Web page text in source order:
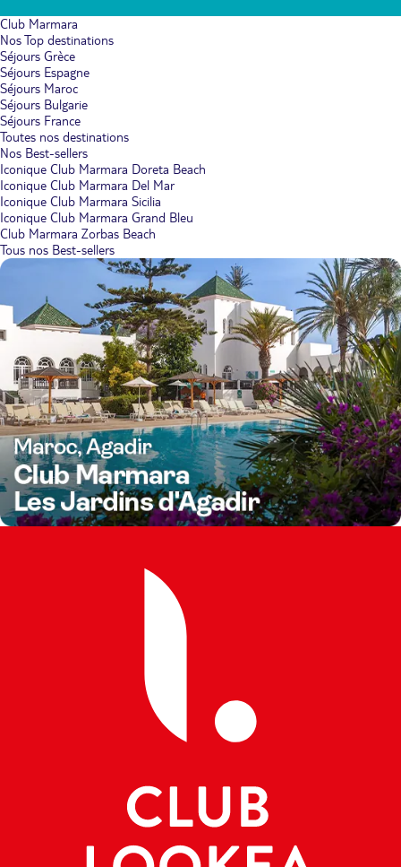
Club Marmara
Nos Top destinations
Séjours Grèce
Séjours Espagne
Séjours Maroc
Séjours Bulgarie
Séjours France
Toutes nos destinations
Nos Best-sellers
Iconique Club Marmara Doreta Beach
Iconique Club Marmara Del Mar
Iconique Club Marmara Sicilia
Iconique Club Marmara Grand Bleu
Club Marmara Zorbas Beach
Tous nos Best-sellers